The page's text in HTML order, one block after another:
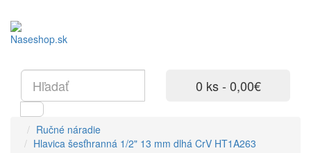
0 ks - 0,00€
Ručné náradie
Hlavica šesťhranná 1/2" 13 mm dlhá CrV HT1A263